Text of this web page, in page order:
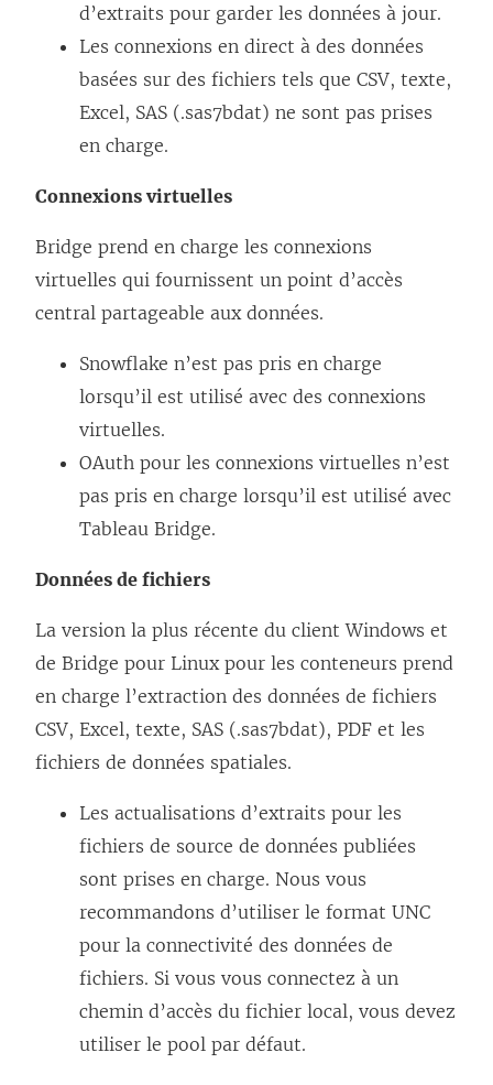
d’extraits pour garder les données à jour.
Les connexions en direct à des données
basées sur des fichiers tels que CSV, texte,
Excel, SAS (.sas7bdat) ne sont pas prises
en charge.
Connexions virtuelles
Bridge prend en charge les connexions
virtuelles qui fournissent un point d’accès
central partageable aux données.
Snowflake n’est pas pris en charge
lorsqu’il est utilisé avec des connexions
virtuelles.
OAuth pour les connexions virtuelles n’est
pas pris en charge lorsqu’il est utilisé avec
Tableau Bridge.
Données de fichiers
La version la plus récente du client Windows et
de Bridge pour Linux pour les conteneurs prend
en charge l’extraction des données de fichiers
CSV, Excel, texte, SAS (.sas7bdat), PDF et les
fichiers de données spatiales.
Les actualisations d’extraits pour les
fichiers de source de données publiées
sont prises en charge. Nous vous
recommandons d’utiliser le format UNC
pour la connectivité des données de
fichiers. Si vous vous connectez à un
chemin d’accès du fichier local, vous devez
utiliser le pool par défaut.